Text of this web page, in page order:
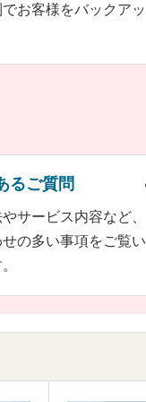
お客様をバックアッ
るご質問
サービス内容など、
の多い事項をご覧い